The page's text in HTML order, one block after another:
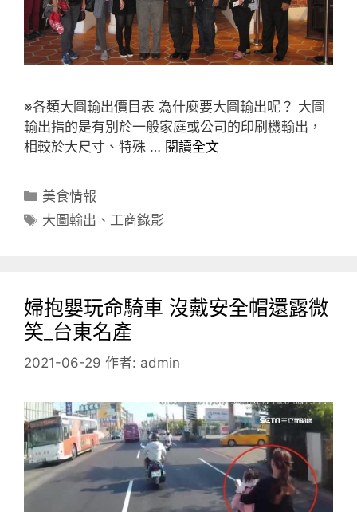
※各類大圖輸出價目表 為什麼要大圖輸出呢？ 大圖
輸出指的是有別於一般家庭或公司的印刷機輸出，
相較於大尺寸、特殊 … 閱讀全文
分
類
美食情報
標
大圖輸出 、 工商錄影
婦抱嬰玩命騎車 沒戴安全帽還露微
笑_台東名產
2021-06-29 作者: admin